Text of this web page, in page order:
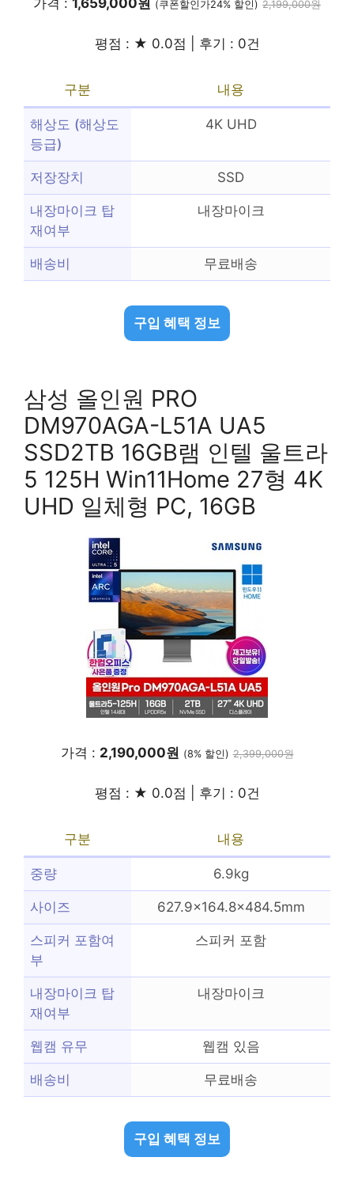
가격 : 1,659,000원 (쿠폰할인가24% 할인) 2,199,000원
평점 : ★ 0.0점 | 후기 : 0건
구분 내용
해상도 (해상도
등급)
4K UHD
저장장치 SSD
내장마이크 탑
재여부
내장마이크
배송비 무료배송
구입 혜택 정보
삼성 올인원 PRO
DM970AGA-L51A UA5
SSD2TB 16GB램 인텔 울트라
5 125H Win11Home 27형 4K
UHD 일체형 PC, 16GB
가격 : 2,190,000원 (8% 할인) 2,399,000원
평점 : ★ 0.0점 | 후기 : 0건
구분 내용
중량 6.9kg
사이즈 627.9×164.8×484.5mm
스피커 포함여
부
스피커 포함
내장마이크 탑
재여부
내장마이크
웹캠 유무 웹캠 있음
배송비 무료배송
구입 혜택 정보